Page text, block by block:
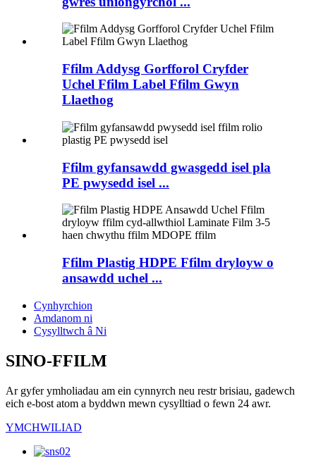
Ffilm Addysg Gorfforol Cryfder
Uchel Ffilm Label Ffilm Gwyn
Llaethog
Ffilm gyfansawdd gwasgedd isel pla
PE pwysedd isel ...
Ffilm Plastig HDPE Ffilm dryloyw o
ansawdd uchel ...
Cynhyrchion
Amdanom ni
Cysylltwch â Ni
SINO-FFILM
Ar gyfer ymholiadau am ein cynnyrch neu restr brisiau, gadewch
eich e-bost atom a byddwn mewn cysylltiad o fewn 24 awr.
YMCHWILIAD